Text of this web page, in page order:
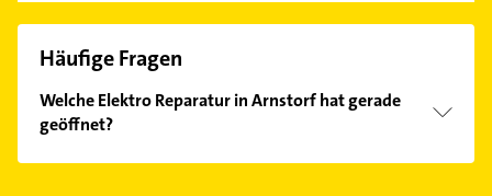
Häufige Fragen
Welche Elektro Reparatur in Arnstorf hat gerade
geöffnet?
Im Anbieter-Bereich finden Sie alleÖffnungszeiten.